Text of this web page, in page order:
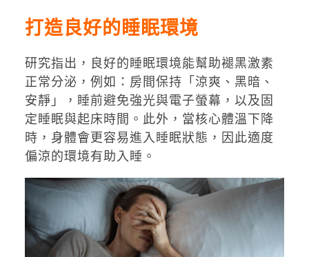
打造良好的睡眠環境
研究指出，良好的睡眠環境能幫助褪黑激素
正常分泌，例如：房間保持「涼爽、黑暗、
安靜」，睡前避免強光與電子螢幕，以及固
定睡眠與起床時間。此外，當核心體溫下降
時，身體會更容易進入睡眠狀態，因此適度
偏涼的環境有助入睡。